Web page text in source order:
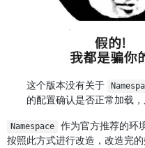
这个版本没有关于
的配置确认是否正常加载
Namespace
作为官方推荐的环
按照此方式进行改造，改造完的